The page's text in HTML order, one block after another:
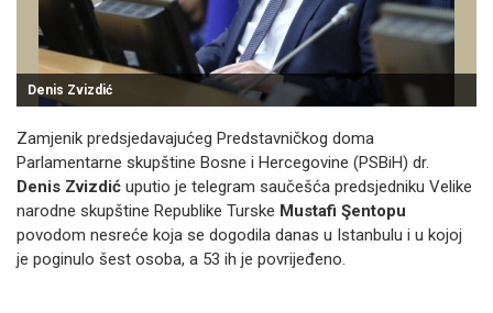
Denis Zvizdić
Zamjenik predsjedavajućeg Predstavničkog doma
Parlamentarne skupštine Bosne i Hercegovine (PSBiH) dr.
Denis Zvizdić uputio je telegram saučešća predsjedniku Velike
narodne skupštine Republike Turske Mustafi Şentopu
povodom nesreće koja se dogodila danas u Istanbulu i u kojoj
je poginulo šest osoba, a 53 ih je povrijeđeno.